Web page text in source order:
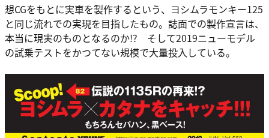
想CGをもとに実車を製作するという、ヨシムラモンキー125
と同じ流れでの実現を目指したもの。誌面での製作宣言は、
本当に現実のものとなるのか!? そして2019ニューモデル
の試乗テストをかつてない規模で大量投入している。